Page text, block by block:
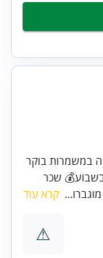
במשמרות בוקר
משמרות בשבוע💰 שכר
קרא עוד
⚠